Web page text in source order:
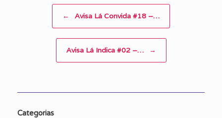
← Avisa Lá Convida #18 –…
Avisa Lá Indica #02 –… →
Categorias